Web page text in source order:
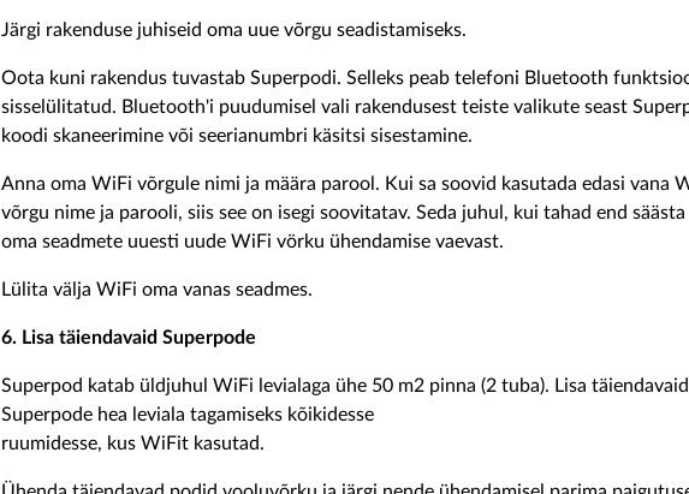
Järgi rakenduse juhiseid oma uue võrgu seadistamiseks.
Oota kuni rakendus tuvastab Superpodi. Selleks peab telefoni Bluetooth
sisselülitatud. Bluetooth'i puudumisel vali rakendusest teiste valikute seast
koodi skaneerimine või seerianumbri käsitsi sisestamine.
Anna oma WiFi võrgule nimi ja määra parool. Kui sa soovid kasutada edasi vana
võrgu nime ja parooli, siis see on isegi soovitatav. Seda juhul, kui tahad end säästa
oma seadmete uuesti uude WiFi vörku ühendamise vaevast.
Lülita välja WiFi oma vanas seadmes.
6. Lisa täiendavaid Superpode
Superpod katab üldjuhul WiFi levialaga ühe 50 m2 pinna (2 tuba). Lisa täiendavaid
Superpode hea leviala tagamiseks kõikidesse
ruumidesse, kus WiFit kasutad.